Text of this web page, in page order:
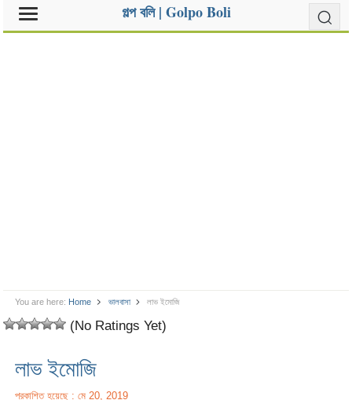
গল্প বলি | Golpo Boli
You are here: Home ভালবাসা লাভ ইমোজি
(No Ratings Yet)
লাভ ইমোজি
প্রকাশিত হয়েছে : মে 20, 2019